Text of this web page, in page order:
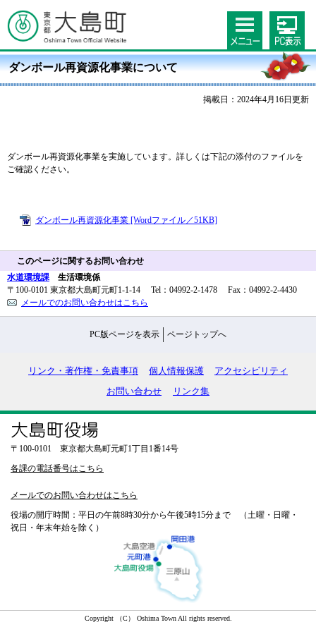
ダンボール再資源化事業について
掲載日：2024年4月16日更新
ダンボール再資源化事業を実施しています。詳しくは下記の添付のファイルを
ご確認ください。
ダンボール再資源化事業 [Wordファイル／51KB]
このページに関するお問い合わせ
水道環境課 生活環境係
〒100-0101 東京都大島町元町1-1-14 Tel：04992-2-1478 Fax：04992-2-4430
メールでのお問い合わせはこちら
PC版ページを表示 ページトップへ
リンク・著作権・免責事項 個人情報保護 アクセシビリティ
お問い合わせ リンク集
〒100-0101 東京都大島町元町1丁目1番14号
各課の電話番号はこちら
メールでのお問い合わせはこちら
役場の開庁時間：平日の午前8時30分から午後5時15分まで （土曜・日曜・
祝日・年末年始を除く）
Copyright （C） Oshima Town All rights reserved.